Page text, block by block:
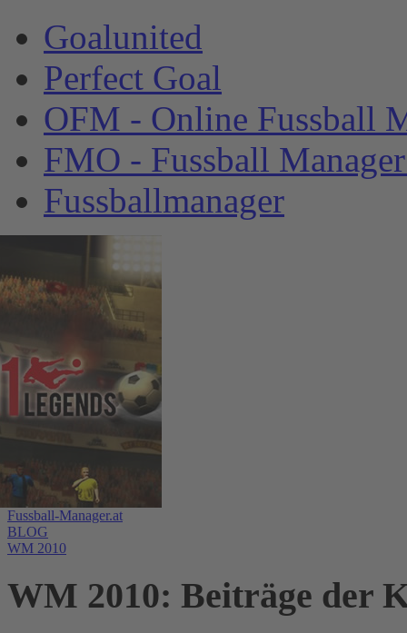
Goalunited
Perfect Goal
OFM - Online Fussball
FMO - Fussball
Fussballmanager
Fussball-Manager.at
BLOG
WM 2010
WM 2010: Beiträge der